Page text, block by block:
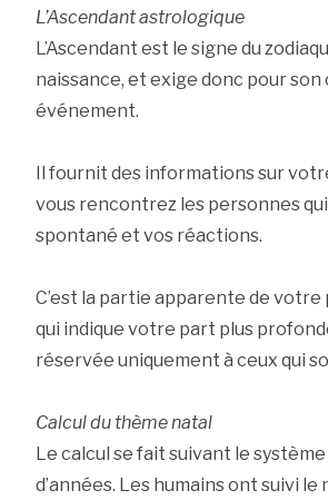
L’Ascendant astrologique
L’Ascendant est le signe du
naissance, et exige donc pour
événement.
Il fournit des informations sur
vous rencontrez les personnes
spontané et vos réactions.
C’est la partie apparente de
qui indique votre part plus
réservée uniquement à ceux qui
Calcul du thème natal
Le calcul se fait suivant le
d’années. Les humains ont suivi